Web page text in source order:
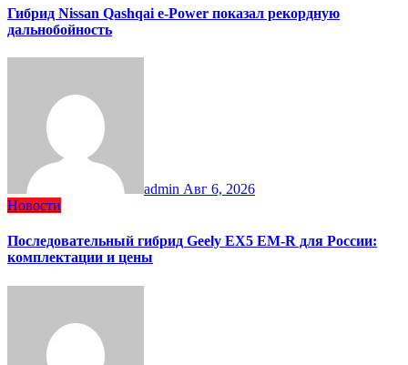
Гибрид Nissan Qashqai e-Power показал рекордную
дальнобойность
admin Авг 6, 2026
Новости
Последовательный гибрид Geely EX5 EM-R для России:
комплектации и цены